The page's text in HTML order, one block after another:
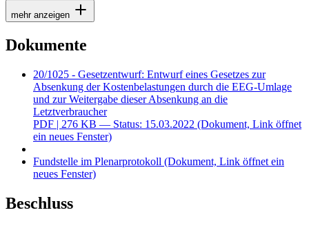
mehr anzeigen
Dokumente
20/1025 - Gesetzentwurf: Entwurf eines Gesetzes zur
Absenkung der Kostenbelastungen durch die EEG-Umlage
und zur Weitergabe dieser Absenkung an die
Letztverbraucher
PDF | 276 KB — Status: 15.03.2022 (Dokument, Link öffnet
ein neues Fenster)
Fundstelle im Plenarprotokoll (Dokument, Link öffnet ein
neues Fenster)
Beschluss